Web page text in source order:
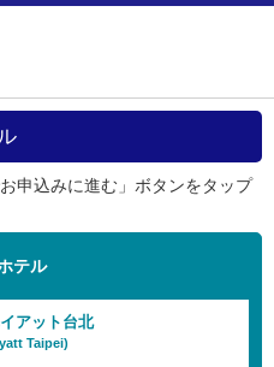
申込みに進む」ボタンをタップ
テル
アット台北
Taipei)